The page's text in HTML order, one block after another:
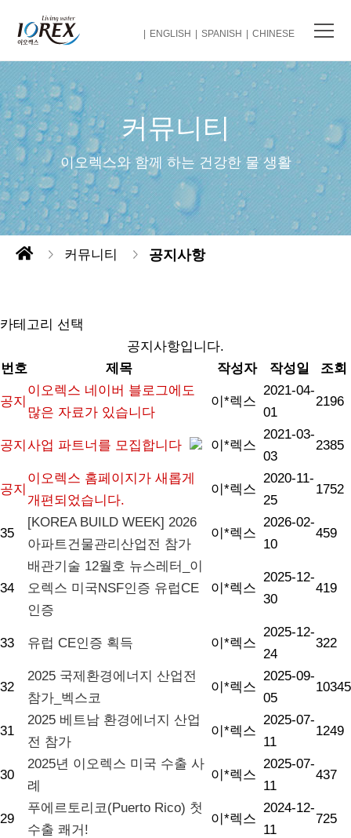
ENGLISH SPANISH CHINESE
커뮤니티
이오렉스와 함께 하는 건강한 물 생활
커뮤니티 공지사항
카테고리 선택
공지사항입니다.
번호
제목 작성자 작성일 조회
공지
이오렉스 네이버 블로그에도
많은 자료가 있습니다
이*렉스
2021-04-
01
2196
공지 사업 파트너를 모집합니다 이*렉스
2021-03-
03
2385
공지
이오렉스 홈페이지가 새롭게
개편되었습니다.
이*렉스
2020-11-
25
1752
35
[KOREA BUILD WEEK] 2026
아파트건물관리산업전 참가
이*렉스
2026-02-
10
459
34
배관기술 12월호 뉴스레터_이
오렉스 미국NSF인증 유럽CE
인증
이*렉스
2025-12-
30
419
33 유럽 CE인증 획득 이*렉스
2025-12-
24
322
32
2025 국제환경에너지 산업전
참가_벡스코
이*렉스
2025-09-
05
10345
31
2025 베트남 환경에너지 산업
전 참가
이*렉스
2025-07-
11
1249
30
2025년 이오렉스 미국 수출 사
례
이*렉스
2025-07-
11
437
29
푸에르토리코(Puerto Rico) 첫
수출 쾌거!
이*렉스
2024-12-
11
725